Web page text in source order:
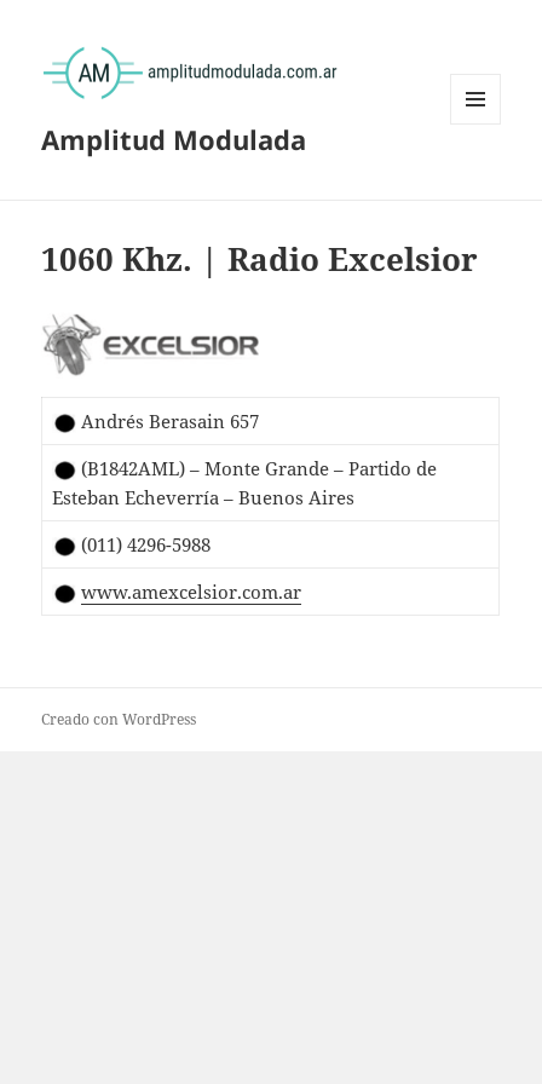
Amplitud Modulada
1060 Khz. | Radio Excelsior
Andrés Berasain 657
(B1842AML) – Monte Grande – Partido de
Esteban Echeverría – Buenos Aires
(011) 4296-5988
www.amexcelsior.com.ar
Creado con WordPress